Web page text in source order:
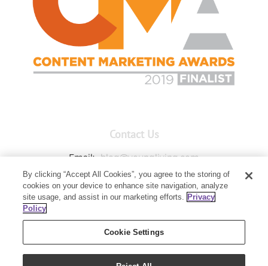
Contact Us
Email: blog@youngliving.com
Member Services: 1-800-371-3515
Young Living Global Headquarters
Lehi, UT 84043
By clicking “Accept All Cookies”, you agree to the storing of
cookies on your device to enhance site navigation, analyze
site usage, and assist in our marketing efforts. Privacy
Policy
Cookie Settings